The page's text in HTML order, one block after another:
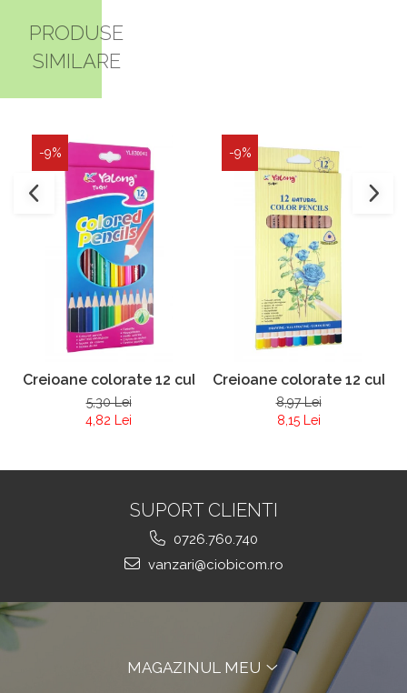
PRODUSE
SIMILARE
-9%
Creioane colorate 12 culori Yalong 830041
5,30 Lei
4,82 Lei
-9%
Creioane colorate 12
8,97 Lei
8,15 Lei
SUPORT CLIENTI
0726.760.740
vanzari@ciobicom.ro
MAGAZINUL MEU